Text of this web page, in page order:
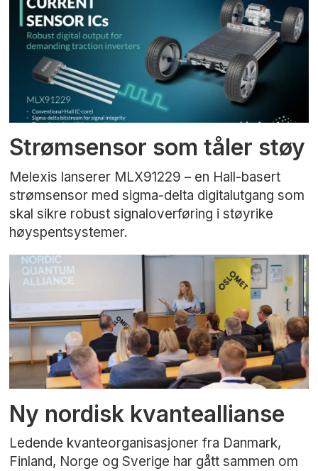
Strømsensor som tåler støy
Melexis lanserer MLX91229 – en Hall-basert
strømsensor med sigma-delta digitalutgang som
skal sikre robust signaloverføring i støyrike
høyspentsystemer.
Ny nordisk kvanteallianse
Ledende kvanteorganisasjoner fra Danmark,
Finland, Norge og Sverige har gått sammen om